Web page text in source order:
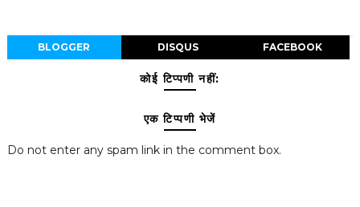
BLOGGER DISQUS FACEBOOK
कोई टिप्पणी नहीं:
एक टिप्पणी भेजें
Do not enter any spam link in the comment box.